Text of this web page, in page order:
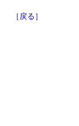
［戻る］